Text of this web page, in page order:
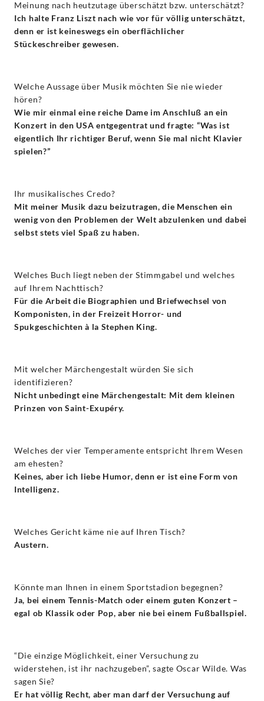
Meinung nach heutzutage überschätzt bzw. unterschätzt?
Ich halte Franz Liszt nach wie vor für völlig unterschätzt,
denn er ist keineswegs ein oberflächlicher
Stückeschreiber gewesen.
Welche Aussage über Musik möchten Sie nie wieder
hören?
Wie mir einmal eine reiche Dame im Anschluß an ein
Konzert in den USA entgegentrat und fragte: “Was ist
eigentlich Ihr richtiger Beruf, wenn Sie mal nicht Klavier
spielen?”
Ihr musikalisches Credo?
Mit meiner Musik dazu beizutragen, die Menschen ein
wenig von den Problemen der Welt abzulenken und dabei
selbst stets viel Spaß zu haben.
Welches Buch liegt neben der Stimmgabel und welches
auf Ihrem Nachttisch?
Für die Arbeit die Biographien und Briefwechsel von
Komponisten, in der Freizeit Horror- und
Spukgeschichten à la Stephen King.
Mit welcher Märchengestalt würden Sie sich
identifizieren?
Nicht unbedingt eine Märchengestalt: Mit dem kleinen
Prinzen von Saint-Exupéry.
Welches der vier Temperamente entspricht Ihrem Wesen
am ehesten?
Keines, aber ich liebe Humor, denn er ist eine Form von
Intelligenz.
Welches Gericht käme nie auf Ihren Tisch?
Austern.
Könnte man Ihnen in einem Sportstadion begegnen?
Ja, bei einem Tennis-Match oder einem guten Konzert –
egal ob Klassik oder Pop, aber nie bei einem Fußballspiel.
“Die einzige Möglichkeit, einer Versuchung zu
widerstehen, ist ihr nachzugeben”, sagte Oscar Wilde. Was
sagen Sie?
Er hat völlig Recht, aber man darf der Versuchung auf